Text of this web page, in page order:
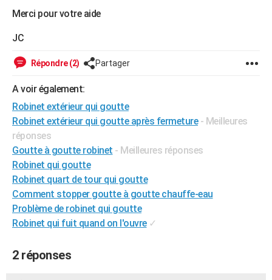
Alimentation
Guide de la santé
Maladies
Médicaments
Sommeil
BONS PLANS
CARTE DE VOEUX
Carte de Noël
Carte Bonne année
Carte Saint-Valentin
Carte Pâques
Carte d'anniversaire
DICTIONNAIRE
Dictionnaire
Biographies
Citations
Expressions
Proverbes
PROGRAMME TV
COPAINS D'AVANT
AVIS DE DÉCÈS
Merci pour votre aide
JC
Répondre (2) Partager
A voir également:
Robinet extérieur qui goutte
Robinet extérieur qui goutte après fermeture - Meilleures
réponses
Goutte à goutte robinet - Meilleures réponses
Robinet qui goutte
Robinet quart de tour qui goutte
Comment stopper goutte à goutte chauffe-eau
Problème de robinet qui goutte
Robinet qui fuit quand on l'ouvre ✓
2 réponses